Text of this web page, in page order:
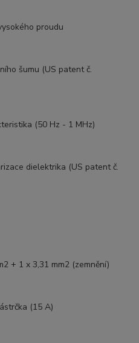
proudu
šumu (US patent č.
(50 Hz - 1 MHz)
dielektrika (US patent č.
+ 1 x 3,31 mm2 (zemnění)
(15 A)